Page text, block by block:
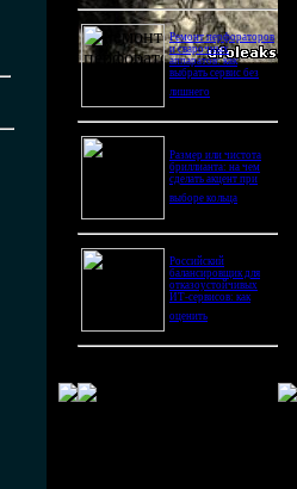
Ремонт перфораторов
и сварочных
аппаратов: как
выбрать сервис без
лишнего
Размер или чистота
бриллианта: на чем
сделать акцент при
выборе кольца
Российский
балансировщик для
отказоустойчивых
ИТ-сервисов: как
оценить